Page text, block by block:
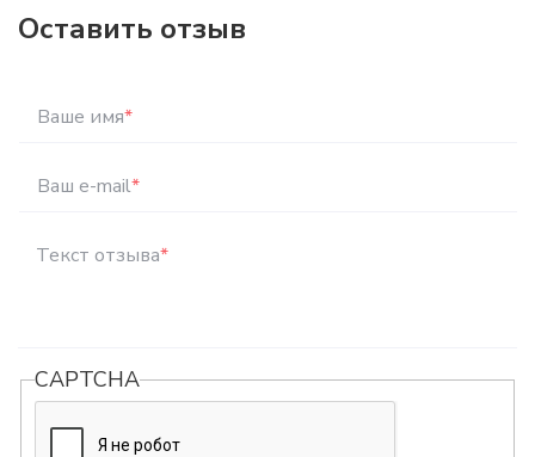
Оставить отзыв
Ваше имя*
Ваш e-mail*
Текст отзыва*
CAPTCHA